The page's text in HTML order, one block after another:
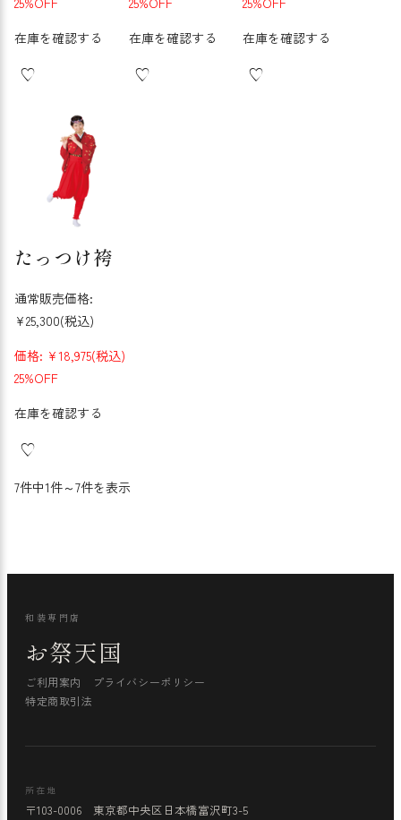
在庫を確認する
在庫を確認する
在庫を確認する
たっつけ袴
通常販売価格:
¥25,300(税込)
価格: ¥18,975(税込)
25%OFF
在庫を確認する
7件中1件～7件を表示
和装専門店
お祭天国
ご利用案内
特定商取引法
プライバシーポリシー
所在地
〒103-0006 東京都中央区日本橋富沢町3-5